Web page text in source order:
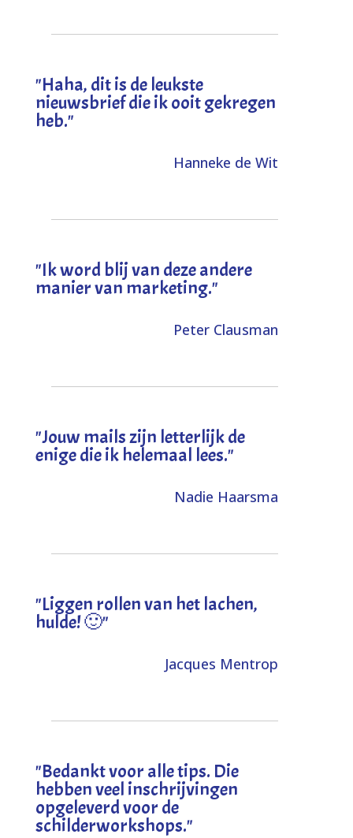
"Haha, dit is de leukste
nieuwsbrief die ik ooit gekregen
heb."
Hanneke de Wit
"Ik word blij van deze andere
manier van marketing."
Peter Clausman
"Jouw mails zijn letterlijk de
enige die ik helemaal lees."
Nadie Haarsma
"Liggen rollen van het lachen,
hulde! 🙂"
Jacques Mentrop
"Bedankt voor alle tips. Die
hebben veel inschrijvingen
opgeleverd voor de
schilderworkshops."